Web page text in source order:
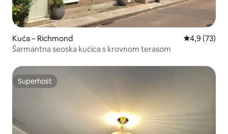
Kuća – Richmond Prosječna
4,9 (73)
Šarmantna seoska kućica s krovnom terasom
Superhost
Superhost